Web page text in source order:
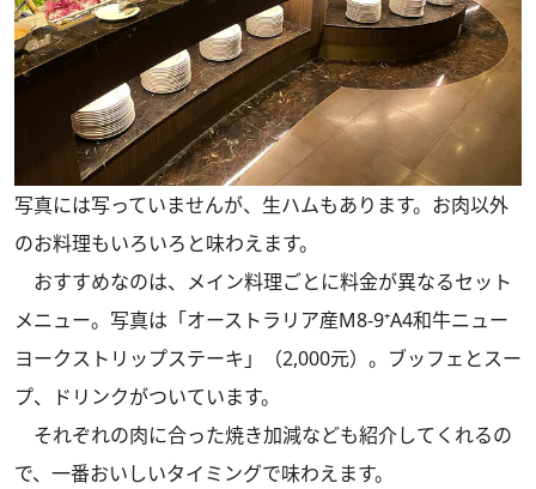
写真には写っていませんが、生ハムもあります。お肉以外
のお料理もいろいろと味わえます。
おすすめなのは、メイン料理ごとに料金が異なるセット
メニュー。写真は「オーストラリア産M8-9⁺A4和牛ニュー
ヨークストリップステーキ」（2,000元）。ブッフェとスー
プ、ドリンクがついています。
それぞれの肉に合った焼き加減なども紹介してくれるの
で、一番おいしいタイミングで味わえます。